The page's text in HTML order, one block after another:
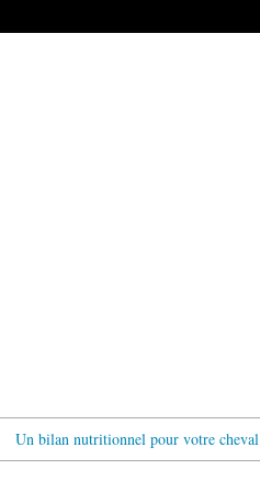
Un bilan nutritionnel pour votre cheval